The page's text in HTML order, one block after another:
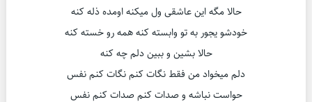
حالا مگه این عاشقی ول میکنه اومده ذله کنه
خودشو یجور به تو وابسته کنه همه رو خسته کنه
حالا بشین و ببین دلم چه کنه
دلم میخواد من فقط نگات کنم نگات کنم نفس
حواست نباشه و صدات کنم صدات کنم نفس